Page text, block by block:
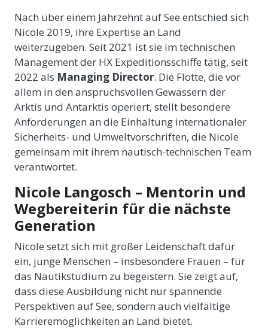
Nach über einem Jahrzehnt auf See entschied sich
Nicole 2019, ihre Expertise an Land
weiterzugeben. Seit 2021 ist sie im technischen
Management der HX Expeditionsschiffe tätig, seit
2022 als Managing Director. Die Flotte, die vor
allem in den anspruchsvollen Gewässern der
Arktis und Antarktis operiert, stellt besondere
Anforderungen an die Einhaltung internationaler
Sicherheits- und Umweltvorschriften, die Nicole
gemeinsam mit ihrem nautisch-technischen Team
verantwortet.
Nicole Langosch – Mentorin und
Wegbereiterin für die nächste
Generation
Nicole setzt sich mit großer Leidenschaft dafür
ein, junge Menschen – insbesondere Frauen – für
das Nautikstudium zu begeistern. Sie zeigt auf,
dass diese Ausbildung nicht nur spannende
Perspektiven auf See, sondern auch vielfältige
Karrieremöglichkeiten an Land bietet.